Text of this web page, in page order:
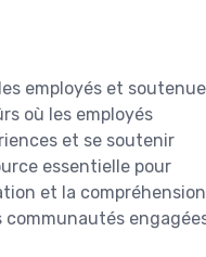
employés et
où les employés
et se soutenir
essentielle pour
et la
communautés